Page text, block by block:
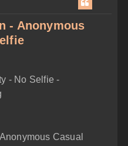
- Anonymous
- No Selfie -
Casual